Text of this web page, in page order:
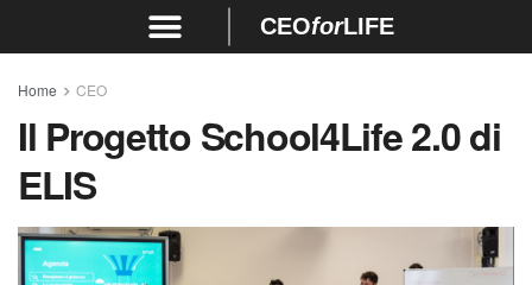
CEOforLIFE
Home CEO
Il Progetto School4Life 2.0 di
ELIS